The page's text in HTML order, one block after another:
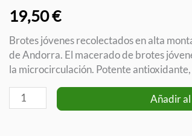
19,50€
Brotes jóvenes recolectados en alta
de Andorra. El macerado de brotes
la microcirculación. Potente
Macerado
de
Añadir